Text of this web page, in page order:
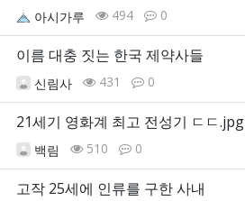
아시가루 494 0
이름 대충 짓는 한국 제약사들
신림사 431 0
21세기 영화계 최고 전성기 ㄷㄷ.jpg
백림 510 0
고작 25세에 인류를 구한 사내